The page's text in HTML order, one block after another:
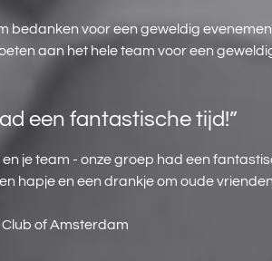
bedanken voor een geweldig
aan het hele team voor een
een fantastische tijd!”
je team - onze groep had een
hapje en een drankje om oude
of Amsterdam